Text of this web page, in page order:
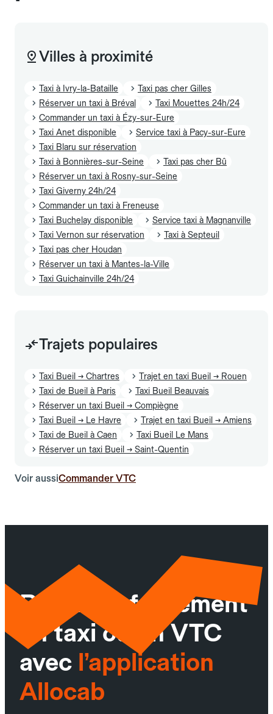
Villes à proximité
Taxi à Ivry-la-Bataille
Taxi pas cher Gilles
Réserver un taxi à Bréval
Taxi Mouettes 24h/24
Commander un taxi à Ézy-sur-Eure
Taxi Anet disponible
Service taxi à Pacy-sur-Eure
Taxi Blaru sur réservation
Taxi à Bonnières-sur-Seine
Taxi pas cher Bû
Réserver un taxi à Rosny-sur-Seine
Taxi Giverny 24h/24
Commander un taxi à Freneuse
Taxi Buchelay disponible
Service taxi à Magnanville
Taxi Vernon sur réservation
Taxi à Septeuil
Taxi pas cher Houdan
Réserver un taxi à Mantes-la-Ville
Taxi Guichainville 24h/24
Trajets populaires
Taxi Bueil → Chartres
Trajet en taxi Bueil → Rouen
Taxi de Bueil à Paris
Taxi Bueil Beauvais
Réserver un taxi Bueil → Compiègne
Taxi Bueil → Le Havre
Trajet en taxi Bueil → Amiens
Taxi de Bueil à Caen
Taxi Bueil Le Mans
Réserver un taxi Bueil → Saint-Quentin
Voir aussiCommander VTC
Réservez facilement
un taxi ou un VTC
avec l’application
Allocab